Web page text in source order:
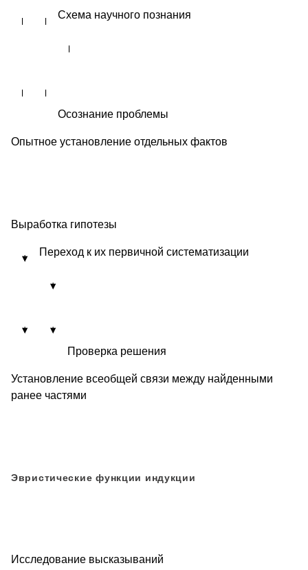
Схема научного познания
Осознание проблемы
Опытное установление отдельных фактов
Выработка гипотезы
Переход к их первичной систематизации
Проверка решения
Установление всеобщей связи между найденными
ранее частями
Эвристические функции индукции
Исследование высказываний